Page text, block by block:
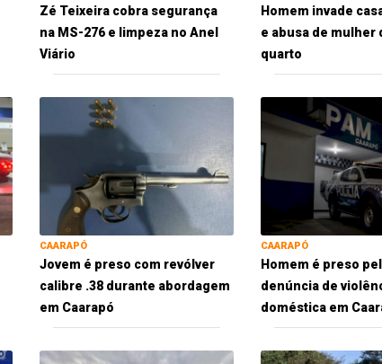
Zé Teixeira cobra segurança
na MS-276 e limpeza no Anel
Viário
Homem invade
e abusa de mulher
quarto
CAARAPÓ
Jovem é preso com revólver
calibre .38 durante abordagem
em Caarapó
CAARAPÓ
Homem é preso
denúncia de
doméstica em